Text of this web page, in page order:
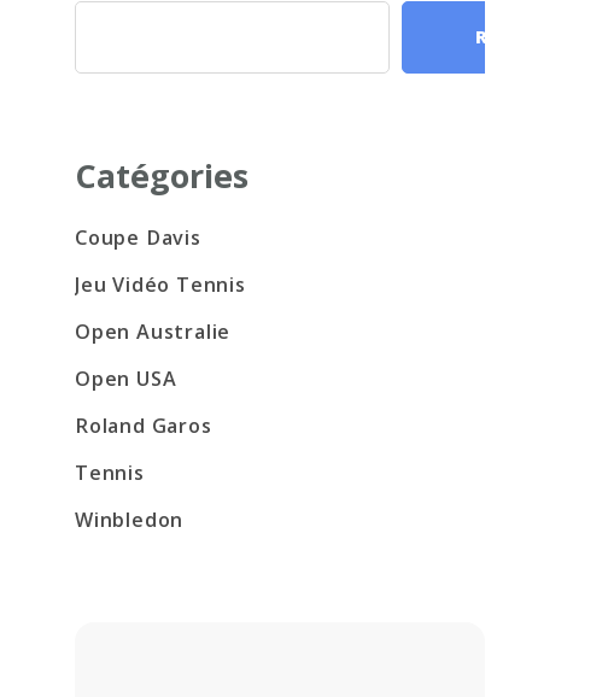
Rechercher
Catégories
Coupe Davis
Jeu Vidéo Tennis
Open Australie
Open USA
Roland Garos
Tennis
Winbledon